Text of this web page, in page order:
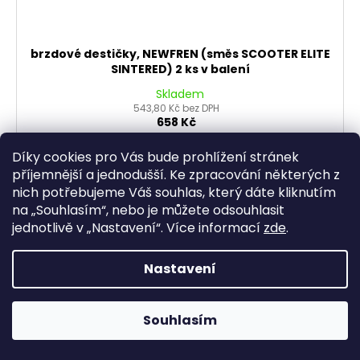
Díky cookies pro Vás bude prohlížení stránek
příjemnější a jednodušší. Ke zpracování některých z
nich potřebujeme Váš souhlas, který dáte kliknutím
na „Souhlasím“, nebo je můžete odsouhlasit
jednotlivě v „Nastavení“. Více informací zde.
Nastavení
Souhlasím
brzdové destičky, NEWFREN (směs SCOOTER ELITE
SINTERED) 2 ks v balení
Skladem
543,80 Kč bez DPH
658 Kč
DO KOŠÍKU